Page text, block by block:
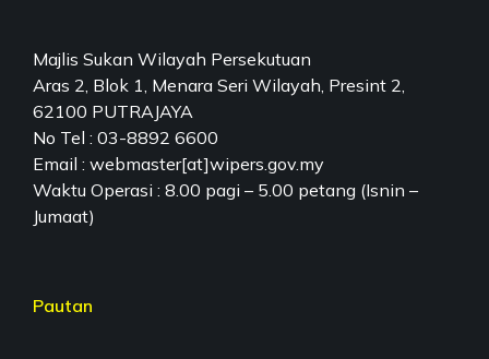
Majlis Sukan Wilayah Persekutuan
Aras 2, Blok 1, Menara Seri Wilayah, Presint 2,
62100 PUTRAJAYA
No Tel : 03-8892 6600
Email : webmaster[at]wipers.gov.my
Waktu Operasi : 8.00 pagi – 5.00 petang (Isnin –
Jumaat)
Pautan